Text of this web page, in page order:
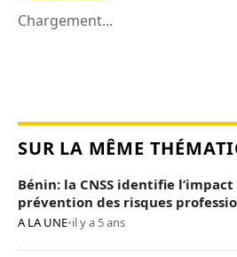
Chargement...
SUR LA MÊME
Bénin: la CNSS identifie
prévention des risques
A LA UNE•il y a 5 ans